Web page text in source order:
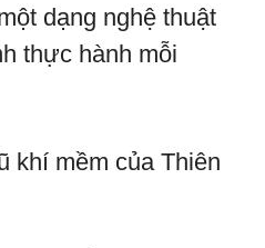
dạng nghệ thuật
thực hành mỗi
khí mềm của Thiên